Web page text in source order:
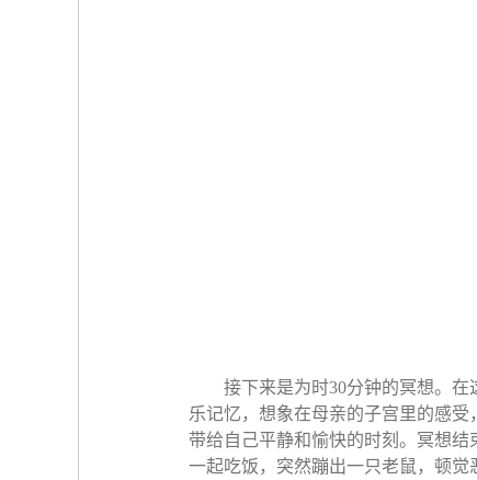
接下来是为时30分钟的冥想。
乐记忆，想象在母亲的子宫里的感
带给自己平静和愉快的时刻。冥想
一起吃饭，突然蹦出一只老鼠，顿觉